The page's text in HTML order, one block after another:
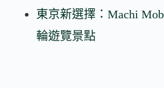
東京新選擇：Machi
輪遊覽景點